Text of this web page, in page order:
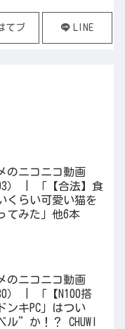
てブ LINE
のニコニコ動画
） | 「【合法】食
くらい可愛い猫を
てみた」他6本
のニコニコ動画
） | 「【N100搭
ンキPC」はつい
”か！？ CHUWI